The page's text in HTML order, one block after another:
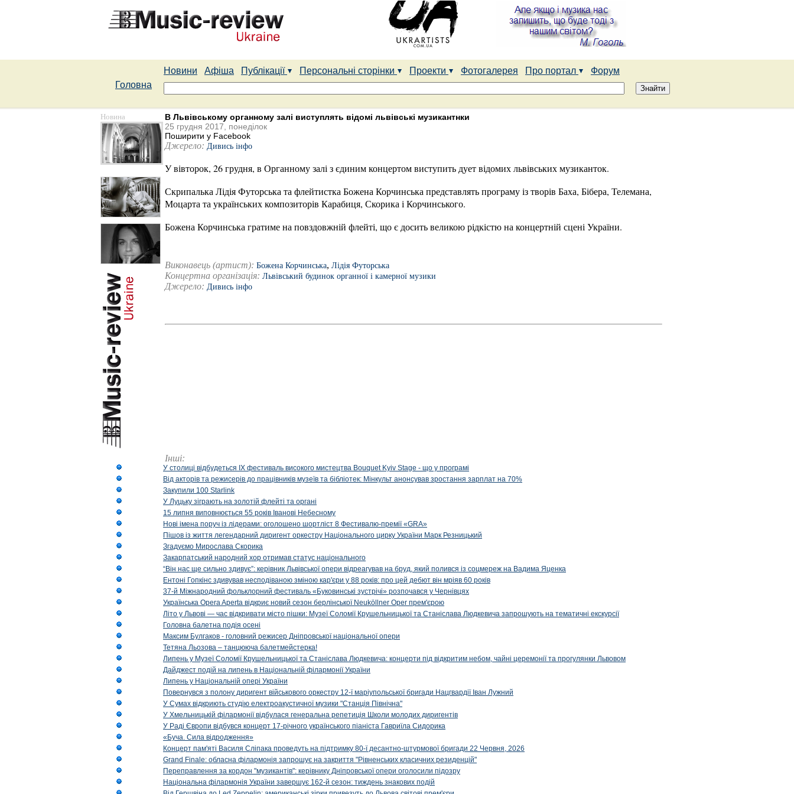
Новини Афіша Публікації Персональні сторінки Проекти Фотогалерея Про портал
Форум
Головна
Новина
В Львівському органному залі виступлять відомі львівські музикантнки
25 грудня 2017, понеділок
Поширити у Facebook
Джерело: Дивись інфо
У вівторок, 26 грудня, в Органному залі з єдиним концертом виступить дует відомих львівських музиканток.
Скрипалька Лідія Футорська та флейтистка Божена Корчинська представлять програму із творів Баха, Бібера, Телемана,
Моцарта та українських композиторів Карабиця, Скорика і Корчинського.
Божена Корчинська гратиме на повздовжній флейті, що є досить великою рідкістю на концертній сцені України.
Виконавець (артист): Божена Корчинська, Лідія Футорська
Концертна організація: Львівський будинок органної і камерної музики
Джерело: Дивись інфо
Інші:
У столиці відбудеться IX фестиваль високого мистецтва Bouquet Kyiv Stage - що у програмі
Від акторів та режисерів до працівників музеїв та бібліотек: Мінкульт анонсував зростання зарплат на 70%
Закупили 100 Starlink
У Луцьку зіграють на золотій флейті та органі
15 липня виповнюється 55 років Іванові Небесному
Нові імена поруч із лідерами: оголошено шортліст 8 Фестивалю-премії «GRA»
Пішов із життя легендарний диригент оркестру Національного цирку України Марк Резницький
Згадуємо Мирослава Скорика
Закарпатський народний хор отримав статус національного
“Він нас ще сильно здивує”: керівник Львівської опери відреагував на бруд, який полився із соцмереж на Вадима Яценка
Ентоні Гопкінс здивував несподіваною зміною кар'єри у 88 років: про цей дебют він мріяв 60 років
37-й Міжнародний фольклорний фестиваль «Буковинські зустрічі» розпочався у Чернівцях
Українська Opera Aperta відкриє новий сезон берлінської Neuköllner Oper прем'єрою
Літо у Львові — час відкривати місто пішки: Музеї Соломії Крушельницької та Станіслава Людкевича запрошують на тематичні екскурсії
Головна балетна подія осені
Максим Булгаков - головний режисер Дніпровської національної опери
Тетяна Льозова – танцююча балетмейстерка!
Липень у Музеї Соломії Крушельницької та Станіслава Людкевича: концерти під відкритим небом, чайні церемонії та прогулянки Львовом
Дайджест подій на липень в Національній філармонії України
Липень у Національній опері України
Повернувся з полону диригент військового оркестру 12-ї маріупольської бригади Нацгвардії Іван Лужний
У Сумах відкриють студію електроакустичної музики "Станція Північна"
У Хмельницькій філармонії відбулася генеральна репетиція Школи молодих диригентів
У Раді Європи відбувся концерт 17-річного українського піаніста Гавриїла Сидорика
«Буча. Сила відродження»
Концерт пам'яті Василя Сліпака проведуть на підтримку 80-ї десантно-штурмової бригади 22 Червня, 2026
Grand Finale: обласна філармонія запрошує на закриття "Рівненських класичних резиденцій"
Переправлення за кордон "музикантів": керівнику Дніпровської опери оголосили підозру
Національна філармонія України завершує 162-й сезон: тиждень знакових подій